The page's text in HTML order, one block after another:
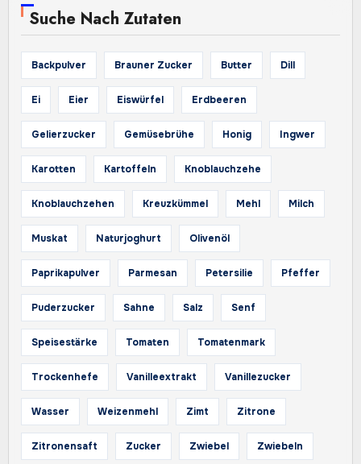
Suche Nach Zutaten
Backpulver Brauner Zucker Butter Dill
Ei Eier Eiswürfel Erdbeeren
Gelierzucker Gemüsebrühe Honig Ingwer
Karotten Kartoffeln Knoblauchzehe
Knoblauchzehen Kreuzkümmel Mehl Milch
Muskat Naturjoghurt Olivenöl
Paprikapulver Parmesan Petersilie Pfeffer
Puderzucker Sahne Salz Senf
Speisestärke Tomaten Tomatenmark
Trockenhefe Vanilleextrakt Vanillezucker
Wasser Weizenmehl Zimt Zitrone
Zitronensaft Zucker Zwiebel Zwiebeln